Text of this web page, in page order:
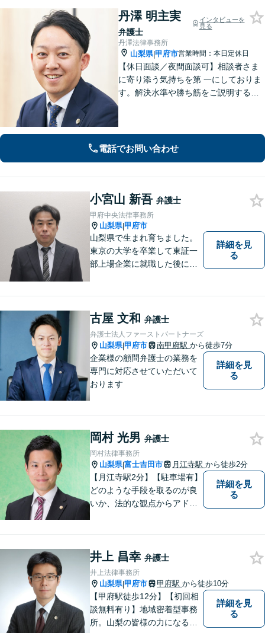
丹澤 明主実
弁護士
インタビューを
見る
丹澤法律事務所
山梨県|甲府市営業時間：本日定休日
【休日面談／夜間面談可】相談者さま
に寄り添う気持ちを第 一にしておりま
す。解決水準や勝ち筋をご説明する際
電話でお問い合わせ
小宮山 新吾 弁護士
甲府中央法律事務所
山梨県|甲府市
山梨県で生まれ育ちました。
東京の大学を卒業して東証一
部上場企業に就職した後に司
に弁護士登録した後は、山梨
県内を中心に様々な案件を取
り扱ってきました。
詳細を見
る
古屋 文和 弁護士
弁護士法人ファーストパートナーズ
山梨県|甲府市 南甲府駅 から徒歩7分
企業様の顧問弁護士の業務を
専門に対応させていただいて
おります
詳細を見
る
岡村 光男 弁護士
岡村法律事務所
山梨県|富士吉田市 月江寺駅 から徒歩2分
【月江寺駅2分】【駐車場有】
どのような手段を取るのが良
いか、法的な観点からアドバ
詳細を見
る
井上 昌幸 弁護士
井上法律事務所
山梨県|甲府市 甲府駅 から徒歩10分
【甲府駅徒歩12分】【初回相
談無料有り】地域密着型事務
所。山梨の皆様の力になるべ
詳細を見
る